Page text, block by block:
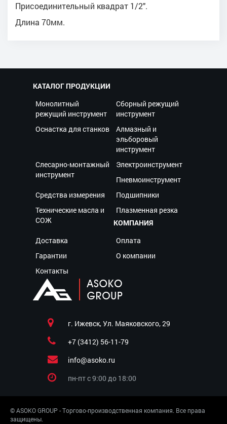
Присоединительный квадрат 1/2".
Длина 70мм.
КАТАЛОГ ПРОДУКЦИИ
Монолитный
режущий инструмент
Сборный режущий
инструмент
Оснастка для станков
Алмазный и
эльборовый
инструмент
Слесарно-монтажный
инструмент
Электроинструмент
Пневмоинструмент
Средства измерения
Подшипники
Технические масла и
СОЖ
Плазменная резка
КОМПАНИЯ
Доставка
Оплата
Гарантии
О компании
Контакты
г. Ижевск, Ул. Маяковского, 29
+7 (3412) 56-11-79
info@asoko.ru
пн-пт c 9:00 до 18:00
© ASOKO GROUP - Торгово-производственная компания. Все права
защищены.